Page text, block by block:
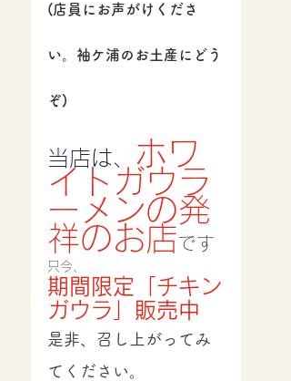
(店員にお声がけくださ
い。袖ケ浦のお土産にどう
ぞ)
当店は、
ホワ
イトガウラ
ーメンの発
祥のお店です
只今、
期間限定「チキン
ガウラ」販売中
是非、召し上がってみ
てください。